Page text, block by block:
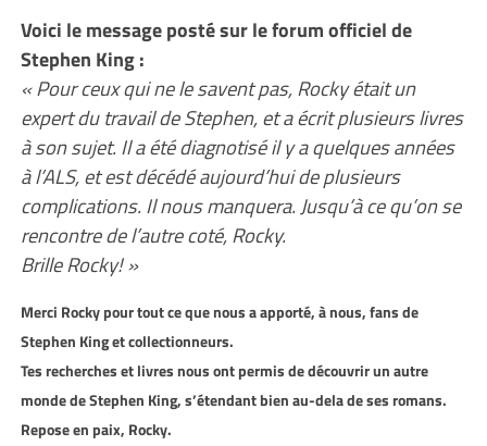
Voici le message posté sur le forum officiel de
Stephen King :
« Pour ceux qui ne le savent pas, Rocky était un
expert du travail de Stephen, et a écrit plusieurs livres
à son sujet. Il a été diagnotisé il y a quelques années
à l’ALS, et est décédé aujourd’hui de plusieurs
complications. Il nous manquera. Jusqu’à ce qu’on se
rencontre de l’autre coté, Rocky.
Brille Rocky! »
Merci Rocky pour tout ce que nous a apporté, à nous, fans de
Stephen King et collectionneurs.
Tes recherches et livres nous ont permis de découvrir un autre
monde de Stephen King, s’étendant bien au-dela de ses romans.
Repose en paix, Rocky.